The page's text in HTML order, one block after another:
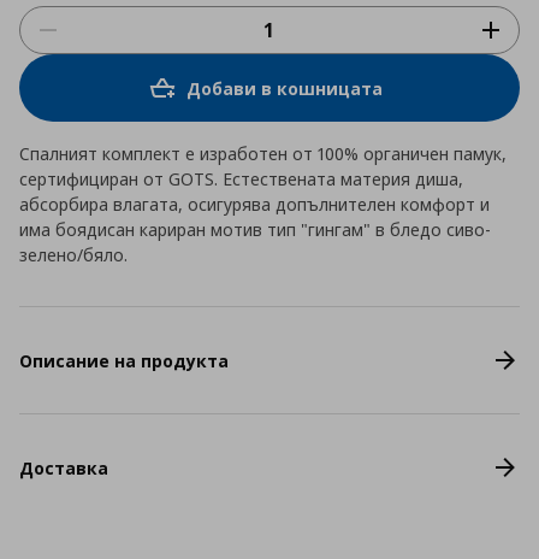
Добави в кошницата
Спалният комплект е изработен от 100% органичен памук,
сертифициран от GOTS. Естествената материя диша,
абсорбира влагата, осигурява допълнителен комфорт и
има боядисан кариран мотив тип "гингам" в бледо сиво-
зелено/бяло.
Описание на продукта
Доставка